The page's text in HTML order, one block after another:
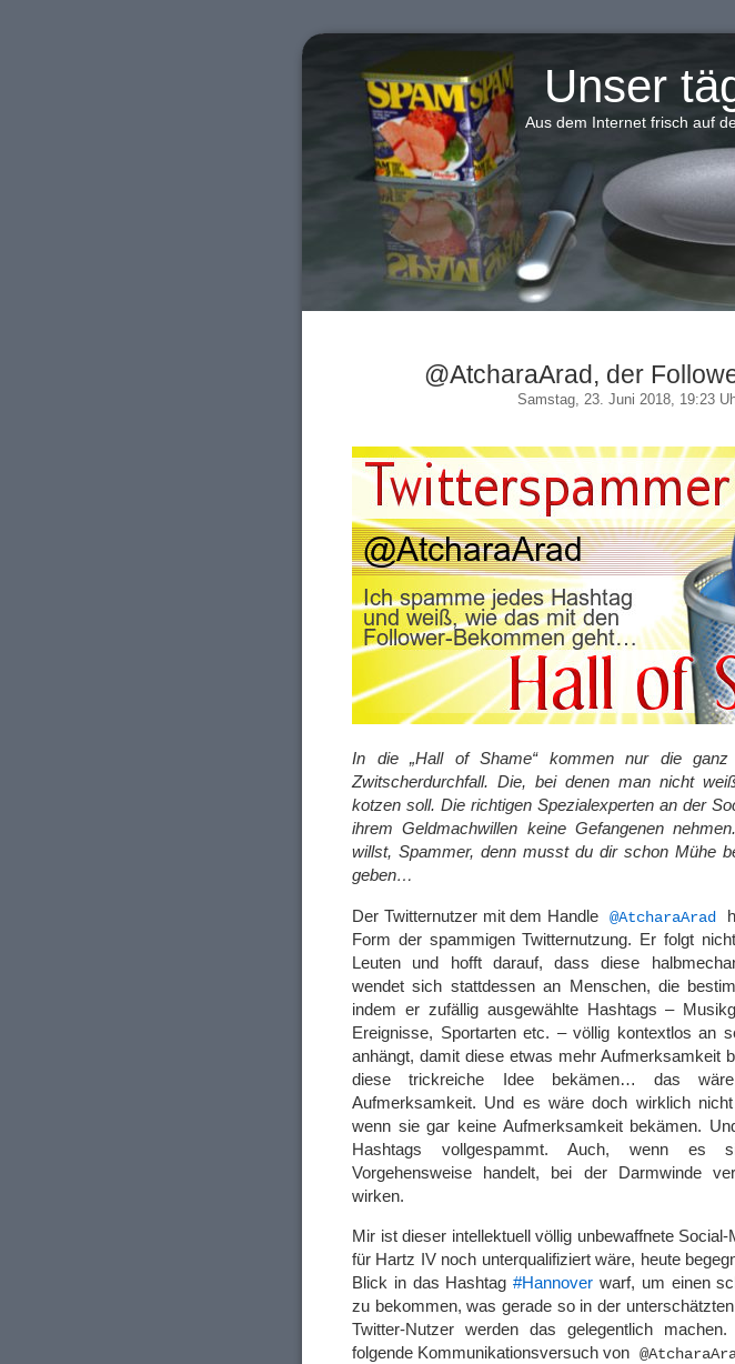
Unser
Aus dem Internet frisch auf
@AtcharaArad, der
Samstag, 23. Juni 2018, 19:23
In die „Hall of Shame“ kommen nur die
Zwitscherdurchfall. Die, bei denen man nicht
kotzen soll. Die richtigen Spezialexperten an der
ihrem Geldmachwillen keine Gefangenen
willst, Spammer, denn musst du dir schon Mühe
geben…
Der Twitternutzer mit dem Handle @AtcharaArad
Form der spammigen Twitternutzung. Er folgt
Leuten und hofft darauf, dass diese
wendet sich stattdessen an Menschen, die
indem er zufällig ausgewählte Hashtags –
Ereignisse, Sportarten etc. – völlig kontextlos an
anhängt, damit diese etwas mehr Aufmerksamkeit
diese trickreiche Idee bekämen… das
Aufmerksamkeit. Und es wäre doch wirklich
wenn sie gar keine Aufmerksamkeit bekämen.
Hashtags vollgespammt. Auch, wenn es
Vorgehensweise handelt, bei der Darmwinde
wirken.
Mir ist dieser intellektuell völlig unbewaffnete
für Hartz IV noch unterqualifiziert wäre, heute
Blick in das Hashtag#Hannover warf, um einen
zu bekommen, was gerade so in der
Twitter-Nutzer werden das gelegentlich
folgende Kommunikationsversuch von